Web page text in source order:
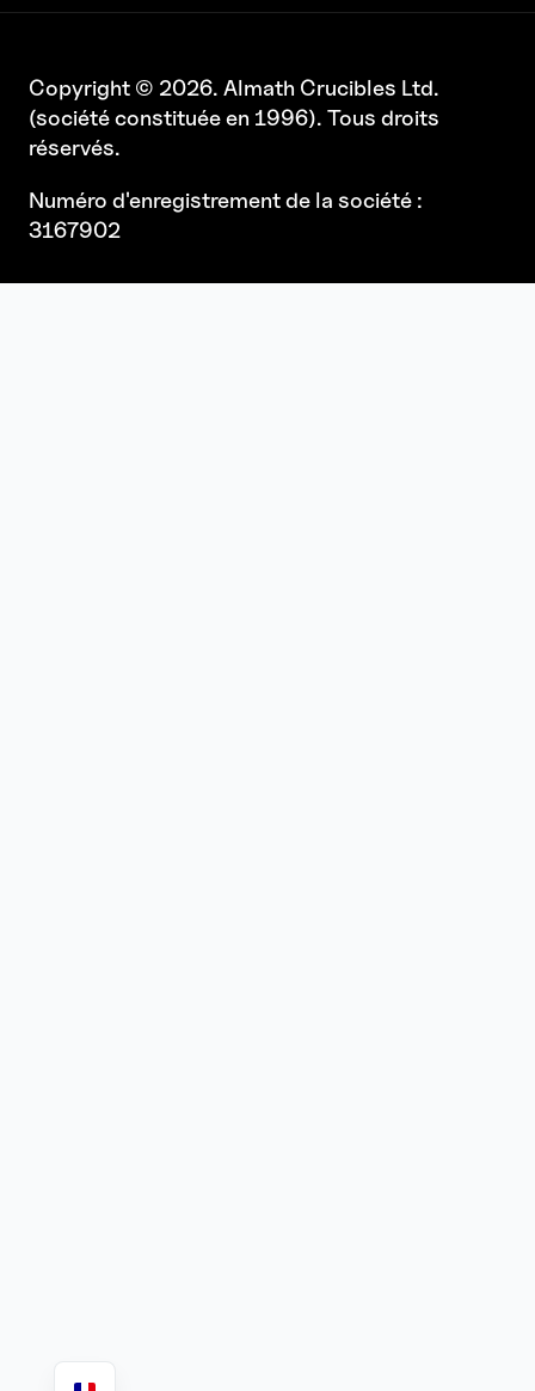
Copyright © 2026. Almath Crucibles Ltd.
(société constituée en 1996). Tous droits
réservés.
Numéro d'enregistrement de la société :
3167902